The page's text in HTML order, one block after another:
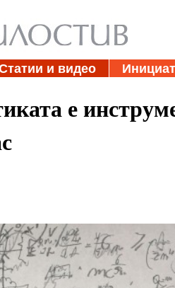
и видео
е